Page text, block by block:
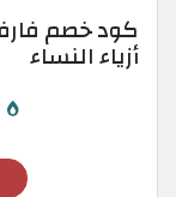
أزياء النساء